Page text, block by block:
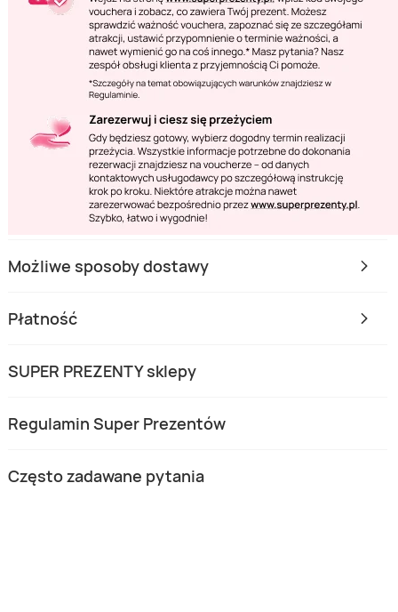
Możliwe sposoby dostawy
Płatność
SUPER PREZENTY sklepy
Regulamin Super Prezentów
Często zadawane pytania